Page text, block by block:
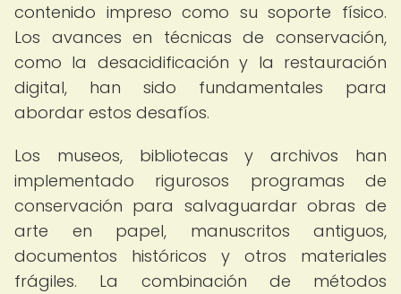
contenido impreso como su soporte físico.
Los avances en técnicas de conservación,
como la desacidificación y la restauración
digital, han sido fundamentales para
abordar estos desafíos.
Los museos, bibliotecas y archivos han
implementado rigurosos programas de
conservación para salvaguardar obras de
arte en papel, manuscritos antiguos,
documentos históricos y otros materiales
frágiles. La combinación de métodos